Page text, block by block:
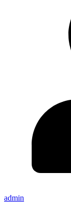
admin